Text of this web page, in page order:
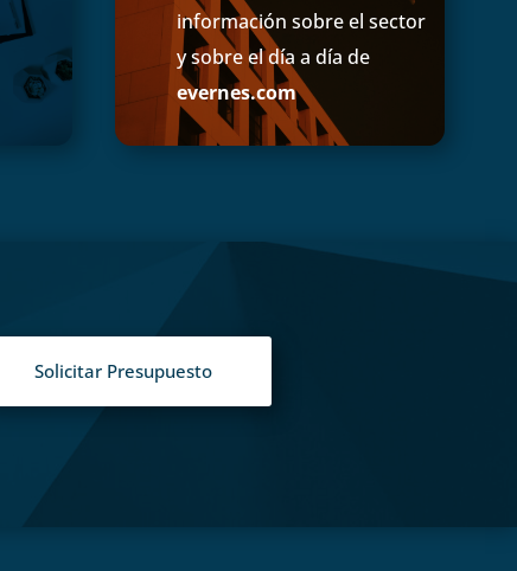
información sobre el sector
y sobre el día a día de
evernes.com
Solicitar Presupuesto